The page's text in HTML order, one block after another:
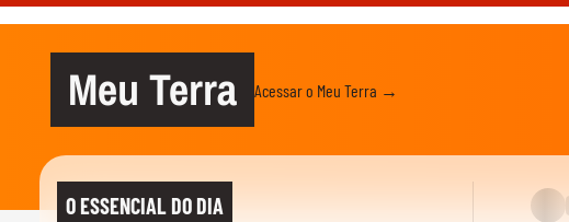
Meu Terra Acessar o Meu Terra →
O ESSENCIAL DO DIA